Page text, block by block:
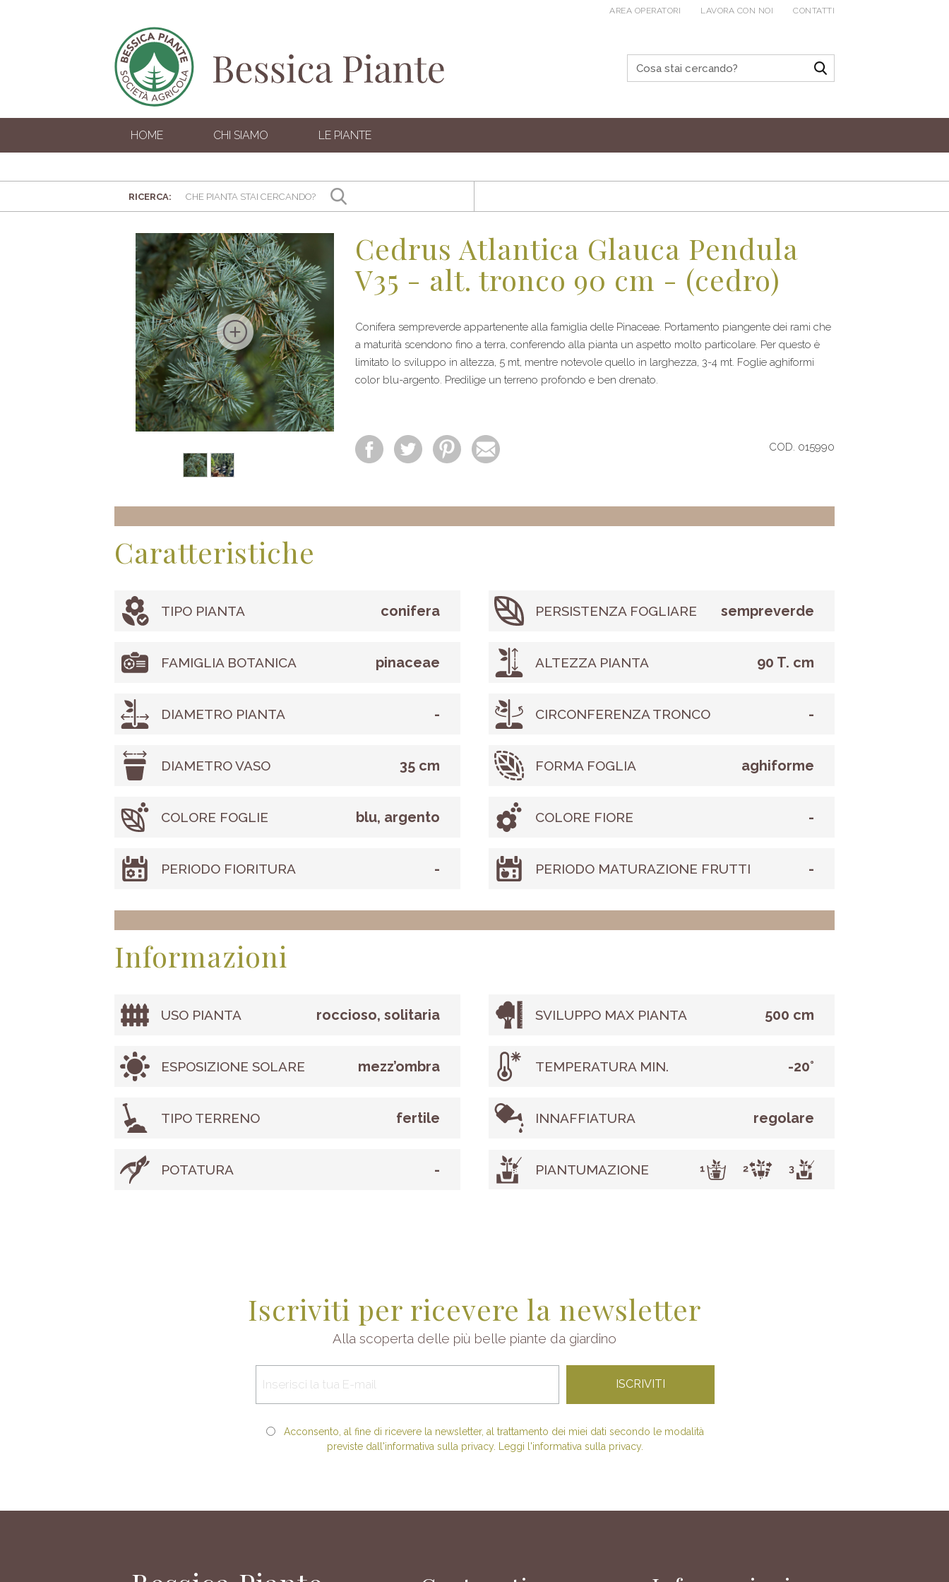
AREA OPERATORI LAVORA CON NOI CONTATTI
HOME CHI SIAMO LE PIANTE
RICERCA:
Cedrus Atlantica Glauca Pendula
V35 - alt. tronco 90 cm - (cedro)
Conifera sempreverde appartenente alla famiglia delle Pinaceae. Portamento piangente dei rami che
a maturità scendono fino a terra, conferendo alla pianta un aspetto molto particolare. Per questo è
limitato lo sviluppo in altezza, 5 mt, mentre notevole quello in larghezza, 3-4 mt. Foglie aghiformi
color blu-argento. Predilige un terreno profondo e ben drenato.
COD. 015990
Caratteristiche
TIPO PIANTA conifera PERSISTENZA FOGLIARE sempreverde
FAMIGLIA BOTANICA pinaceae ALTEZZA PIANTA 90 T. cm
DIAMETRO PIANTA - CIRCONFERENZA TRONCO -
DIAMETRO VASO 35 cm FORMA FOGLIA aghiforme
COLORE FOGLIE blu, argento COLORE FIORE -
PERIODO FIORITURA - PERIODO MATURAZIONE FRUTTI -
Informazioni
USO PIANTA roccioso, solitaria SVILUPPO MAX PIANTA 500 cm
ESPOSIZIONE SOLARE mezz’ombra TEMPERATURA MIN. -20°
TIPO TERRENO fertile INNAFFIATURA regolare
POTATURA - PIANTUMAZIONE
Iscriviti per ricevere la newsletter
Alla scoperta delle più belle piante da giardino
Acconsento, al fine di ricevere la newsletter, al trattamento dei miei dati secondo le modalità
previste dall'informativa sulla privacy. Leggi l'informativa sulla privacy.